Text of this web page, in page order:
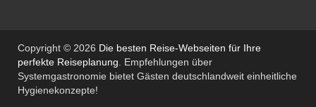
Copyright © 2026 Die besten Reise-Webseiten für Ihre
perfekte Reiseplanung. Empfehlungen über
Systemgastronomie bietet Gästen deutschlandweit einheitliche
Hygienekonzepte!